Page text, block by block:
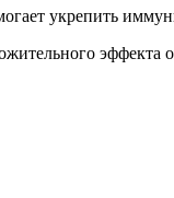
укрепить
эффекта